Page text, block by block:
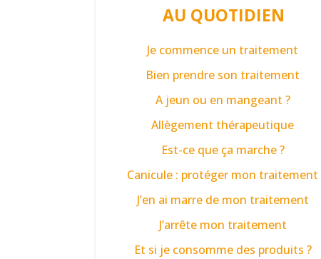
AU QUOTIDIEN
Je commence un traitement
Bien prendre son traitement
A jeun ou en mangeant ?
Allègement thérapeutique
Est-ce que ça marche ?
Canicule : protéger mon traitement
J’en ai marre de mon traitement
J’arrête mon traitement
Et si je consomme des produits ?